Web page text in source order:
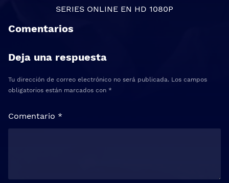
SERIES ONLINE EN HD 1080P
Comentarios
Deja una respuesta
Tu dirección de correo electrónico no será publicada. Los campos
obligatorios están marcados con *
Comentario *